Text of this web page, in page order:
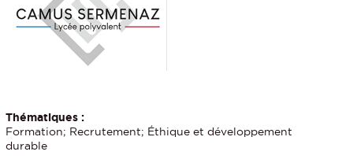
Thématiques :
Formation; Recrutement; Éthique et développement
durable